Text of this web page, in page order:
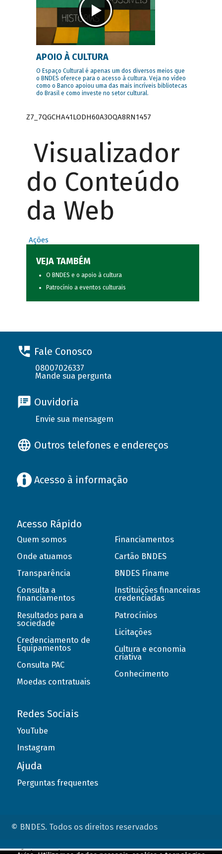
APOIO À CULTURA
O Espaço Cultural é apenas um dos diversos meios que
o BNDES oferece para o acesso à cultura. Veja no vídeo
como o Banco apoiou uma das mais incríveis bibliotecas
do Brasil e como investe no setor cultural.
Z7_7QGCHA41LODH60A3OQA8RN1457
Visualizador
do Conteúdo
da Web
Ações
VEJA TAMBÉM
O BNDES e o apoio à cultura
Patrocínio a eventos culturais
Fale Conosco
08007026337
Mande sua pergunta
Ouvidoria
Envie sua mensagem
Outros telefones e endereços
Acesso à informação
Acesso Rápido
Quem somos
Onde atuamos
Transparência
Consulta a
financiamentos
Resultados para a
sociedade
Credenciamento de
Equipamentos
Consulta PAC
Moedas contratuais
Financiamentos
Cartão BNDES
BNDES Finame
Instituições financeiras
credenciadas
Patrocínios
Licitações
Cultura e economia
criativa
Conhecimento
Redes Sociais
YouTube
Instagram
Ajuda
Perguntas frequentes
© BNDES. Todos os direitos reservados